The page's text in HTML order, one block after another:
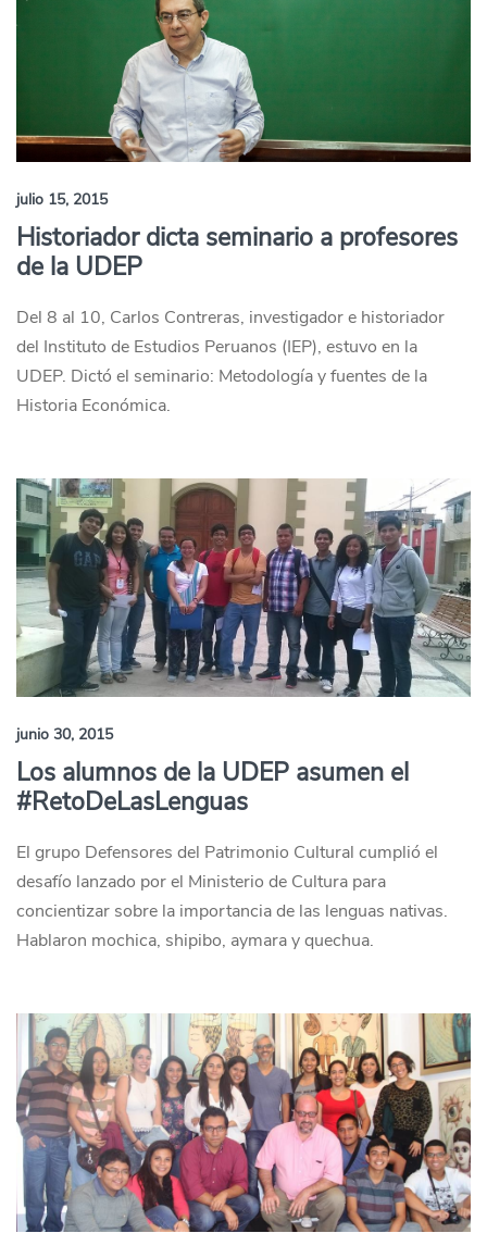
julio 15, 2015
Historiador dicta seminario a profesores
de la UDEP
Del 8 al 10, Carlos Contreras, investigador e historiador
del Instituto de Estudios Peruanos (IEP), estuvo en la
UDEP. Dictó el seminario: Metodología y fuentes de la
Historia Económica.
junio 30, 2015
Los alumnos de la UDEP asumen el
#RetoDeLasLenguas
El grupo Defensores del Patrimonio Cultural cumplió el
desafío lanzado por el Ministerio de Cultura para
concientizar sobre la importancia de las lenguas nativas.
Hablaron mochica, shipibo, aymara y quechua.